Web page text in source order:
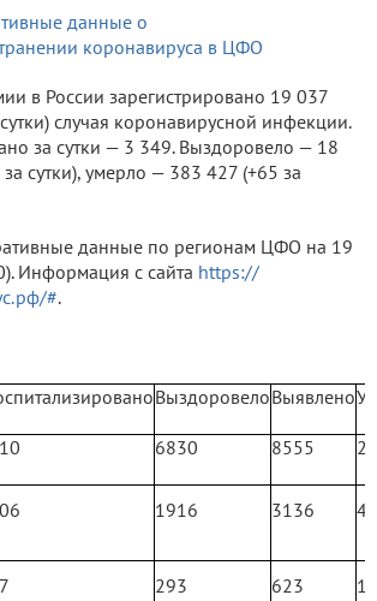
в России зарегистрировано 19 037
случая коронавирусной инфекции.
за сутки — 3 349. Выздоровело — 18
сутки), умерло — 383 427 (+65 за
данные по регионам ЦФО на 19
Информация с сайта https://
#.
ВыздоровелоВыявлено
6830 8555 24
1916 3136 4
293 623 1